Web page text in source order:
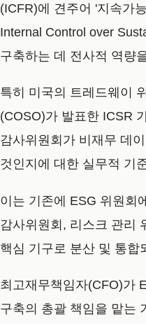
(ICFR)에 견주어 '지속가
Internal Control over
구축하는 데 전사적 역량
특히 미국의 트레드웨이
(COSO)가 발표한 ICSR
감사위원회가 비재무 데
것인지에 대한 실무적 기
이는 기존에 ESG 위원회
감사위원회, 리스크 관리
핵심 기구로 분산 및 통합
최고재무책임자(CFO)가
구축의 총괄 책임을 맡는